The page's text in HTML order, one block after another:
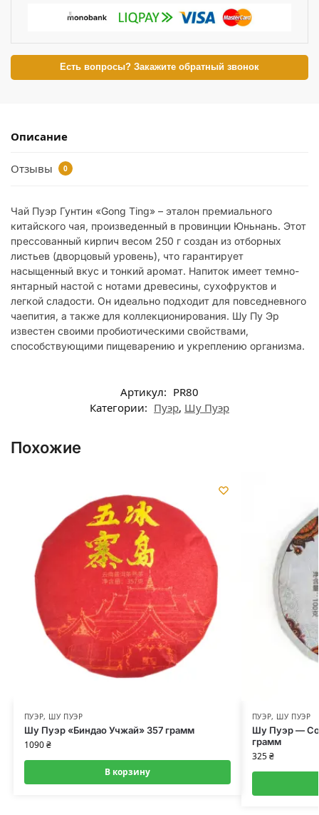
Есть вопросы? Закажите обратный звонок
Описание
Отзывы 0
Чай Пуэр Гунтин «Gong Ting» – эталон премиального
китайского чая, произведенный в провинции Юньнань. Этот
прессованный кирпич весом 250 г создан из отборных
листьев (дворцовый уровень), что гарантирует
насыщенный вкус и тонкий аромат. Напиток имеет темно-
янтарный настой с нотами древесины, сухофруктов и
легкой сладости. Он идеально подходит для повседневного
чаепития, а также для коллекционирования. Шу Пу Эр
известен своими пробиотическими свойствами,
способствующими пищеварению и укреплению организма.
Артикул: PR80
Категории: Пуэр, Шу Пуэр
Похожие
ПУЭР, ШУ ПУЭР
Шу Пуэр «Биндао Учжай» 357 грамм
1090₴
В корзину
ПУЭР, ШУ ПУЭР
Шу Пуэр —
грамм
325₴